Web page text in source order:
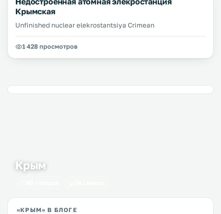
Крымская
Unfinished nuclear elekrostantsiya Crimean
1 428 просмотров
Крым
«КРЫМ» В БЛОГЕ